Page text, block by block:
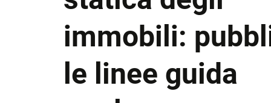
immobili:
le linee guida